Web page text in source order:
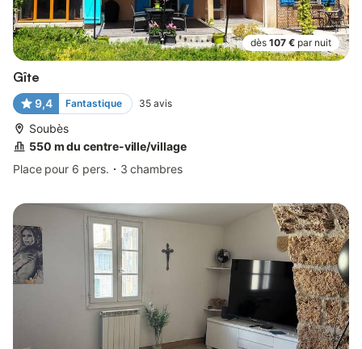
dès 107 € par nuit
Gîte
9,4 Fantastique 35 avis
Soubès
550 m du centre-ville/village
Place pour 6 pers.
3 chambres